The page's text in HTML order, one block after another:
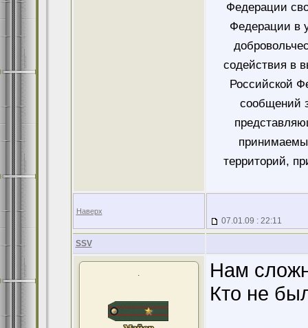
Федерации
Федерации в
содействия в
Российской
сообщений
территорий,
Наверх
07.01.09 : 22:11
SSV
.
Нам
Кто не